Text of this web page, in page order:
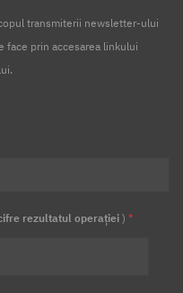
transmiterii newsletter-ului
face prin accesarea linkului
rezultatul operației) *